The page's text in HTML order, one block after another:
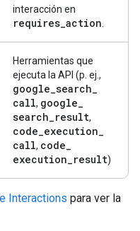
interacción en
requires_action
Herramientas que
ejecuta la API (p. ej.,
google_search_
call, google_
search_result,
code_execution_
call, code_
execution_result)
Interactions para ver la